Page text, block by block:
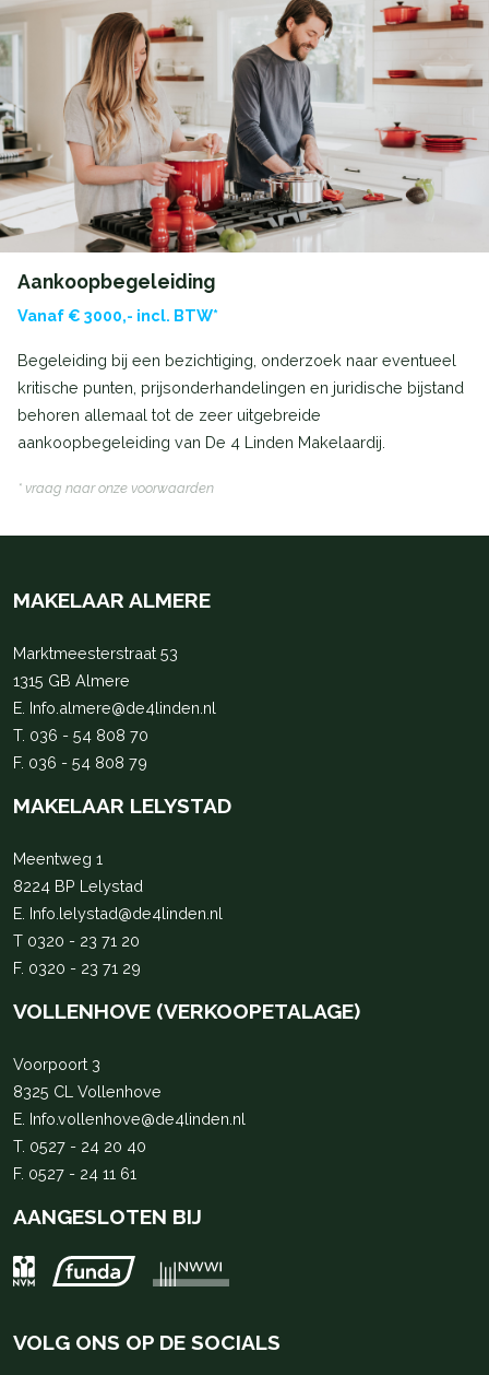
Aankoopbegeleiding
Vanaf € 3000,- incl. BTW*
Begeleiding bij een bezichtiging, onderzoek naar eventueel
kritische punten, prijsonderhandelingen en juridische bijstand
behoren allemaal tot de zeer uitgebreide
aankoopbegeleiding van De 4 Linden Makelaardij.
* vraag naar onze voorwaarden
MAKELAAR ALMERE
Marktmeesterstraat 53
1315 GB Almere
E. Info.almere@de4linden.nl
T. 036 - 54 808 70
F. 036 - 54 808 79
MAKELAAR LELYSTAD
Meentweg 1
8224 BP Lelystad
E. Info.lelystad@de4linden.nl
T 0320 - 23 71 20
F. 0320 - 23 71 29
VOLLENHOVE (VERKOOPETALAGE)
Voorpoort 3
8325 CL Vollenhove
E. Info.vollenhove@de4linden.nl
T. 0527 - 24 20 40
F. 0527 - 24 11 61
AANGESLOTEN BIJ
VOLG ONS OP DE SOCIALS